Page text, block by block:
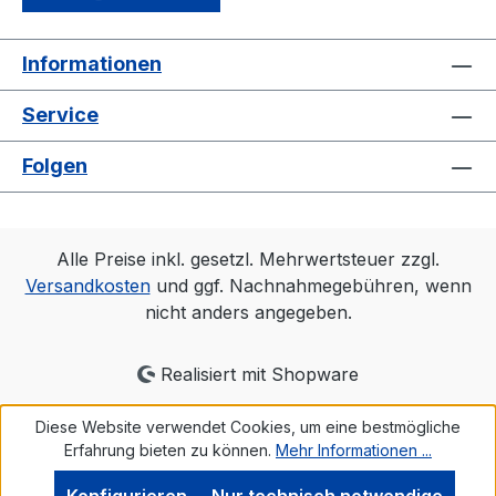
Informationen
Service
Folgen
Alle Preise inkl. gesetzl. Mehrwertsteuer zzgl.
Versandkostenund ggf. Nachnahmegebühren, wenn
nicht anders angegeben.
Realisiert mit Shopware
Diese Website verwendet Cookies, um eine bestmögliche
Erfahrung bieten zu können. Mehr Informationen ...